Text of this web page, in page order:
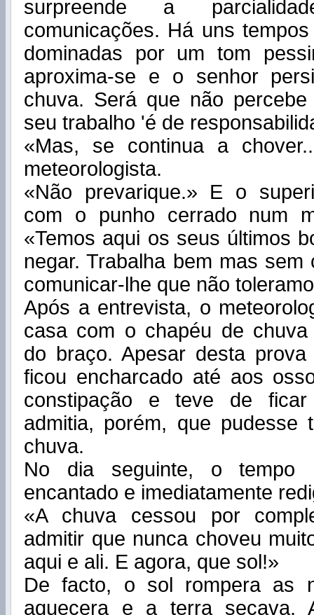
surpreende a
comunicações. Há uns
dominadas por um tom
aproxima-se e o senhor
chuva. Será que não
seu trabalho 'é de
«Mas, se continua a
meteorologista.
«Não prevarique.» E o
com o punho cerrado num
«Temos aqui os seus últimos
negar. Trabalha bem mas sem
comunicar-lhe que não
Após a entrevista, o
casa com o chapéu de chuva
do braço. Apesar desta
ficou encharcado até aos
constipação e teve de
admitia, porém, que pudesse
chuva.
No dia seguinte, o tempo
encantado e imediatamente
«A chuva cessou por
admitir que nunca choveu
aqui e ali. E agora, que sol!»
De facto, o sol rompera as
aquecera e a terra secava.